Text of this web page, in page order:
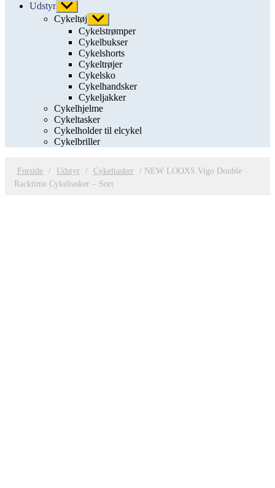
Udstyr Vis
undermenu
Cykeltøj Vis
undermenu
Cykelstrømper
Cykelbukser
Cykelshorts
Cykeltrøjer
Cykelsko
Cykelhandsker
Cykeljakker
Cykelhjelme
Cykeltasker
Cykelholder til elcykel
Cykelbriller
Forside / Udstyr / Cykeltasker / NEW LOOXS Vigo Double
Racktime Cykeltasker – Sort